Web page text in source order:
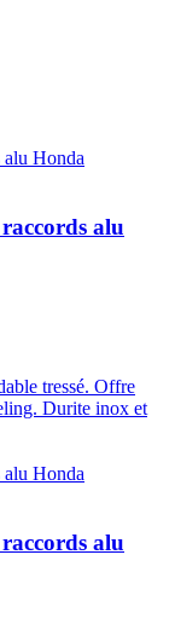
alu
tressé. Offre
Durite inox et
alu